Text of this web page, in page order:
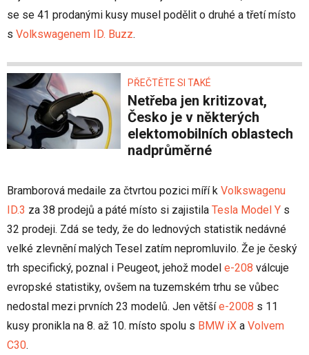
se se 41 prodanými kusy musel podělit o druhé a třetí místo
s Volkswagenem ID. Buzz.
PŘEČTĚTE SI TAKÉ
Netřeba jen kritizovat,
Česko je v některých
elektomobilních oblastech
nadprůměrné
Bramborová medaile za čtvrtou pozici míří k Volkswagenu
ID.3 za 38 prodejů a páté místo si zajistila Tesla Model Y s
32 prodeji. Zdá se tedy, že do lednových statistik nedávné
velké zlevnění malých Tesel zatím nepromluvilo. Že je český
trh specifický, poznal i Peugeot, jehož model e-208 válcuje
evropské statistiky, ovšem na tuzemském trhu se vůbec
nedostal mezi prvních 23 modelů. Jen většíe-2008 s 11
kusy pronikla na 8. až 10. místo spolu s BMW iX a Volvem
C30.